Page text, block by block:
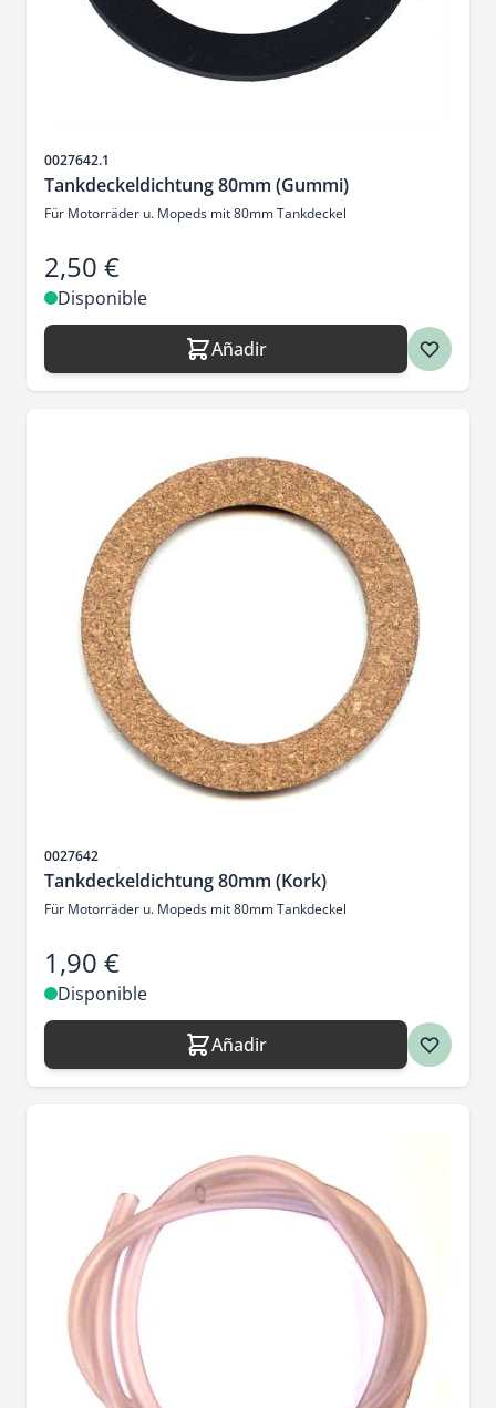
SKU
0027642.1
Tankdeckeldichtung 80mm (Gummi)
Für Motorräder u. Mopeds mit 80mm Tankdeckel
2,50 €
Disponible
Añadir
SKU
0027642
Tankdeckeldichtung 80mm (Kork)
Für Motorräder u. Mopeds mit 80mm Tankdeckel
1,90 €
Disponible
Añadir